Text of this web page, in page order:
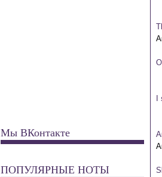
Мы ВКонтакте
ПОПУЛЯРНЫЕ НОТЫ